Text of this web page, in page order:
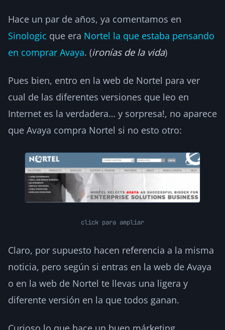
Hace un par de años, ya comentamos en
Sinologic que era Nortel la que estaba pensando
en comprar Avaya. (ironías de la vida)
Pues bien, entro en la web de Nortel para ver
cual de las diferentes versiones que leo en
Internet es la verdadera… y sorpresa!, no aparece
que Avaya compra Nortel si no esto otro:
click para ampliar
Claro, por supuesto hacen referencia a la misma
noticia, pero según si entras en la web de Avaya
o en la web de Nortel te llevas una ligera y
diferente versión en la que todos ganan.